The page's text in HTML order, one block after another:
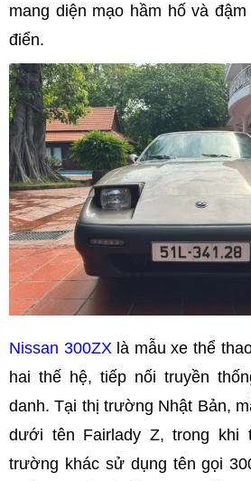
mang diện mạo hầm hố và
điển.
Nissan 300ZX là mẫu xe thể
hai thế hệ, tiếp nối truyền
danh. Tại thị trường Nhật Bản,
dưới tên Fairlady Z, trong khi
trường khác sử dụng tên gọi